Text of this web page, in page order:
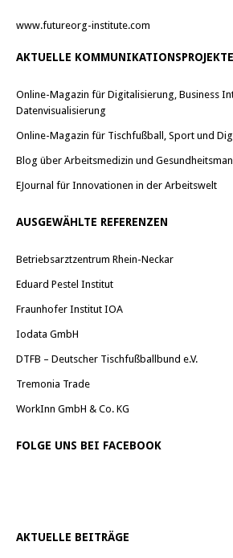
www.futureorg-institute.com
AKTUELLE KOMMUNIKATIONSPROJEKTE
Online-Magazin für Digitalisierung, Business
Datenvisualisierung
Online-Magazin für Tischfußball, Sport und
Blog über Arbeitsmedizin und
EJournal für Innovationen in der Arbeitswelt
AUSGEWÄHLTE REFERENZEN
Betriebsarztzentrum Rhein-Neckar
Eduard Pestel Institut
Fraunhofer Institut IOA
Iodata GmbH
DTFB – Deutscher Tischfußballbund e.V.
Tremonia Trade
WorkInn GmbH & Co. KG
FOLGE UNS BEI FACEBOOK
AKTUELLE BEITRÄGE